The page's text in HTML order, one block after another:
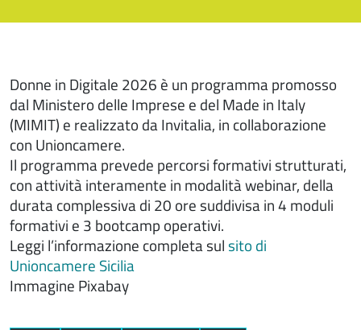
Donne in Digitale 2026 è un programma promosso
dal Ministero delle Imprese e del Made in Italy
(MIMIT) e realizzato da Invitalia, in collaborazione
con Unioncamere.
Il programma prevede percorsi formativi strutturati,
con attività interamente in modalità webinar, della
durata complessiva di 20 ore suddivisa in 4 moduli
formativi e 3 bootcamp operativi.
Leggi l’informazione completa sul sito di
Unioncamere Sicilia
Immagine Pixabay